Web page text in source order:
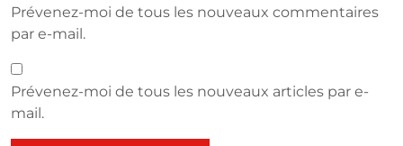
Prévenez-moi de tous les nouveaux commentaires
par e-mail.
Prévenez-moi de tous les nouveaux articles par e-
mail.